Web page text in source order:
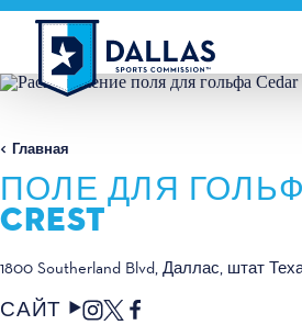
Перейти к содержанию
Главная
ПОЛЕ ДЛЯ
CREST
1800 Southerland Blvd Даллас, штат
САЙТ